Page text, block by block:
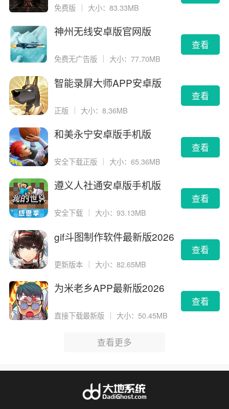
免费版 大小：83.33MB
神州无线安卓版官网版
免费无广告版 大小：77.70MB
查看
智能录屏大师APP安卓版
正版 ｜ 大小：8.36MB
查看
和美永宁安卓版手机版
安全下载正版 大小：65.36MB
查看
遵义人社通安卓版手机版
安全下载 大小：93.13MB
查看
gif斗图制作软件最新版2026
更新版本 ｜ 大小：82.65MB
查看
为米老乡APP最新版2026
直接下载最新版 大小：50.45MB
查看
查看更多